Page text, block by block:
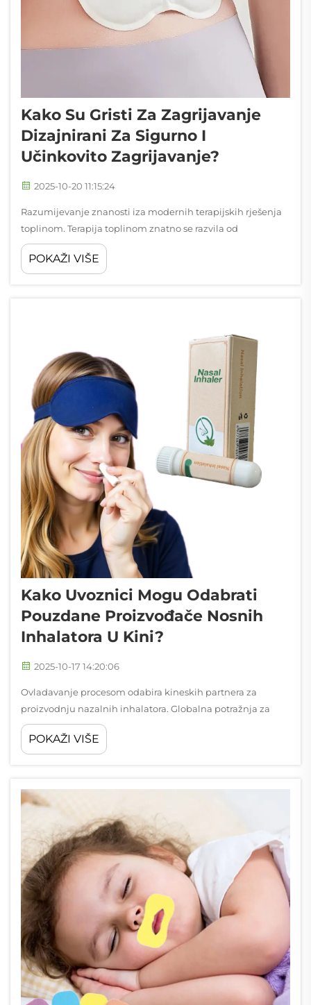
Kako Su Gristi Za Zagrijavanje
Dizajnirani Za Sigurno I
Učinkovito Zagrijavanje?
2025-10-20 11:15:24
Razumijevanje znanosti iza modernih terapijskih rješenja
toplinom. Terapija toplinom znatno se razvila od
tradicionalnih vrećica s vrućom vodom do naprednih
zagrijavajućih pločica koje nude preciznu kontrolu
POKAŽI VIŠE
Kako Uvoznici Mogu Odabrati
Pouzdane Proizvođače Nosnih
Inhalatora U Kini?
2025-10-17 14:20:06
Ovladavanje procesom odabira kineskih partnera za
proizvodnju nazalnih inhalatora. Globalna potražnja za
nazalnim inhalatorima nastavlja rasti, a Kina se nameće
kao vodeći proizvodni centar za ove ključne medicinske
POKAŽI VIŠE